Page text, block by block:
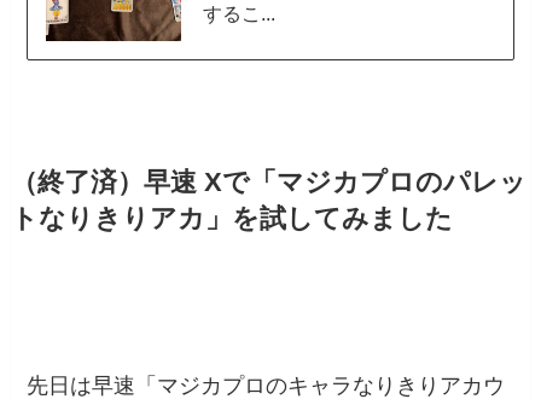
するこ...
（終了済）早速 Xで「マジカプロのパレッ
トなりきりアカ」を試してみました
先日は早速「マジカプロのキャラなりきりアカウ